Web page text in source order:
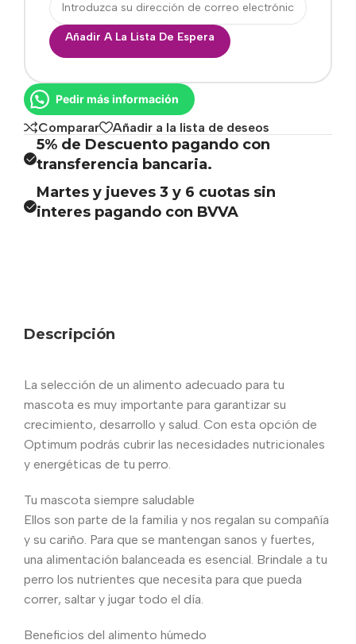
Añadir A La Lista De Espera
Pedir más información
Comparar Añadir a la lista de deseos
5% de Descuento pagando con
transferencia bancaria.
Martes y jueves 3 y 6 cuotas sin
interes pagando con BVVA
Descripción
La selección de un alimento adecuado para tu
mascota es muy importante para garantizar su
crecimiento, desarrollo y salud. Con esta opción de
Optimum podrás cubrir las necesidades nutricionales
y energéticas de tu perro.
Tu mascota siempre saludable
Ellos son parte de la familia y nos regalan su compañía
y su cariño. Para que se mantengan sanos y fuertes,
una alimentación balanceada es esencial. Brindale a tu
perro los nutrientes que necesita para que pueda
correr, saltar y jugar todo el día.
Beneficios del alimento húmedo